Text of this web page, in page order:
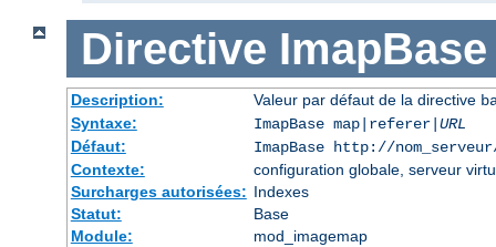
Directive ImapBase
Description: Valeur par défaut de la directive
Syntaxe:
ImapBase map|referer| URL
Défaut:
ImapBase http://
Contexte:
configuration globale, serveur
Surcharges autorisées: Indexes
Statut:
Base
Module:
mod_imagemap